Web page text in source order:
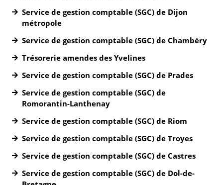
Service de gestion comptable (SGC) de Dijon
métropole
Service de gestion comptable (SGC) de Chambéry
Trésorerie amendes des Yvelines
Service de gestion comptable (SGC) de Prades
Service de gestion comptable (SGC) de
Romorantin-Lanthenay
Service de gestion comptable (SGC) de Riom
Service de gestion comptable (SGC) de Troyes
Service de gestion comptable (SGC) de Castres
Service de gestion comptable (SGC) de Dol-de-